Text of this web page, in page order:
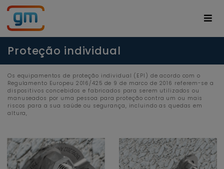
Proteção individual
Os equipamentos de proteção individual (EPI) de acordo com o
Regulamento Europeu 2016/425 de 9 de marco de 2016 referem-se a
dispositivos concebidos e fabricados para serem utilizados ou
manuseados por uma pessoa para proteção contra um ou mais
riscos para a sua saúde ou segurança, incluindo as quedas em
altura,